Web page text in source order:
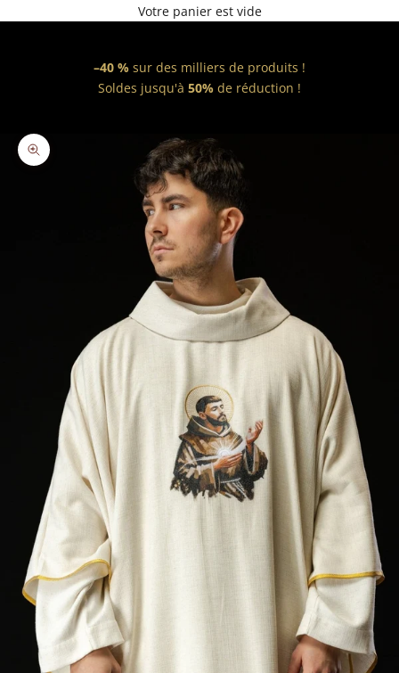
Votre panier est vide
–40 % sur des milliers de produits !
Soldes jusqu'à 50% de réduction !
Zoomer sur l'image